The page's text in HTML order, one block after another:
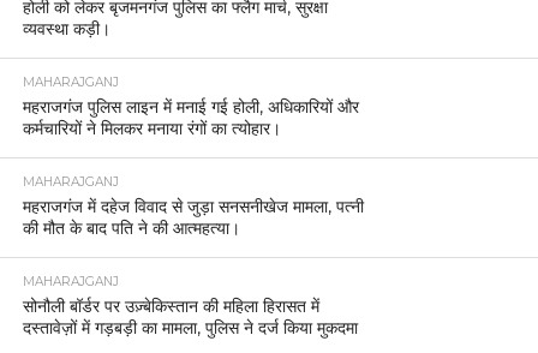
होली को लेकर बृजमनगंज पुलिस का फ्लैग मार्च, सुरक्षा
व्यवस्था कड़ी।
MAHARAJGANJ
महराजगंज पुलिस लाइन में मनाई गई होली, अधिकारियों और
कर्मचारियों ने मिलकर मनाया रंगों का त्योहार।
MAHARAJGANJ
महराजगंज में दहेज विवाद से जुड़ा सनसनीखेज मामला, पत्नी
की मौत के बाद पति ने की आत्महत्या।
MAHARAJGANJ
सोनौली बॉर्डर पर उज़्बेकिस्तान की महिला हिरासत में
दस्तावेज़ों में गड़बड़ी का मामला, पुलिस ने दर्ज किया मुकदमा